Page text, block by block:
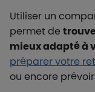
Utiliser un
permet de
mieux adapté à
préparer votre
ou encore